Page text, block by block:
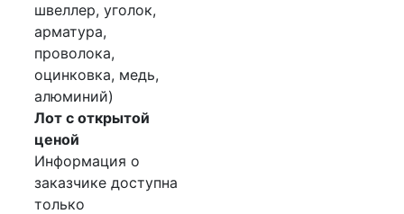
швеллер, уголок,
арматура,
проволока,
оцинковка, медь,
алюминий)
Лот с открытой
ценой
Информация о
заказчике доступна
только